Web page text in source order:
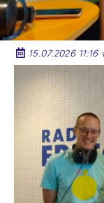
15.07.2026 11:16